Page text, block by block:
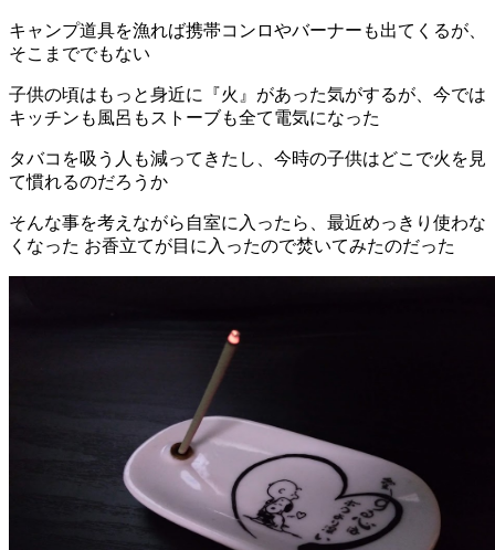
キャンプ道具を漁れば携帯コンロやバーナーも出てくるが、
そこまででもない
子供の頃はもっと身近に『火』があった気がするが、今では
キッチンも風呂もストーブも全て電気になった
タバコを吸う人も減ってきたし、今時の子供はどこで火を見
て慣れるのだろうか
そんな事を考えながら自室に入ったら、最近めっきり使わな
くなった お香立てが目に入ったので焚いてみたのだった